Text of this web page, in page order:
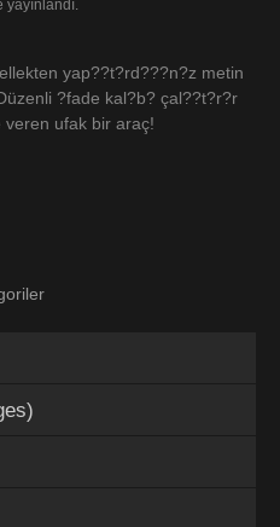
yap??t?rd???n?z metin
?fade kal?b? çal??t?r?r
ufak bir araç!